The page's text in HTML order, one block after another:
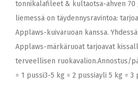
tonnikalafileet & kultaotsa-ahven 70
liemessä on täydennysravintoa:
Applaws-kuivaruoan kanssa.
Applaws-märkäruoat tarjoavat
terveellisen ruokavalion.Annostus/
= 1 pussi3-5 kg = 2 pussiayli 5 kg = 3